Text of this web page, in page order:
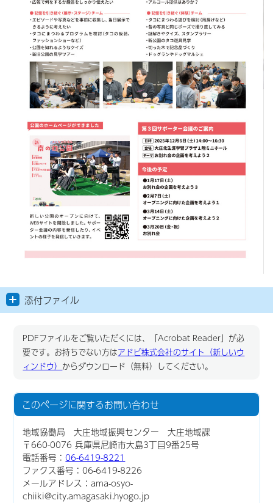
添付ファイル
PDFファイルをご覧いただくには、「Acrobat Reader」が必
要です。お持ちでない方はアドビ株式会社のサイト（新しいウ
ィンドウ） からダウンロード（無料）してください。
このページに関するお問い合わせ
地域協働局 大庄地域振興センター 大庄地域課
〒660-0076 兵庫県尼崎市大島3丁目9番25号
電話番号：06-6419-8221
ファクス番号：06-6419-8226
メールアドレス：ama-osyo-
chiiki@city.amagasaki.hyogo.jp